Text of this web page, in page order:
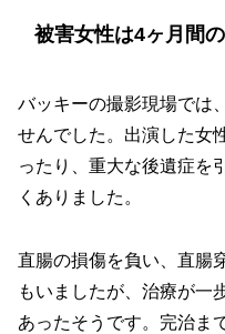
被害女性は4ヶ月間
バッキーの撮影現場では
せんでした。出演した女
ったり、重大な後遺症を
くありました。
直腸の損傷を負い、直腸
もいましたが、治療が一
あったそうです。完治ま